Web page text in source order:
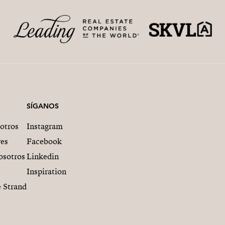
Strand
SÍGANOS
Instagram
Facebook
Linkedin
Inspiration